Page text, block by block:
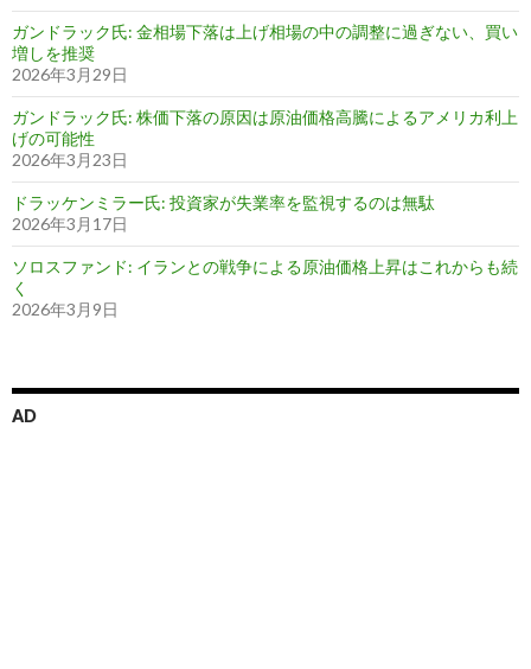
ガンドラック氏: 金相場下落は上げ相場の中の調整に過ぎない、買い
増しを推奨
2026年3月29日
ガンドラック氏: 株価下落の原因は原油価格高騰によるアメリカ利上
げの可能性
2026年3月23日
ドラッケンミラー氏: 投資家が失業率を監視するのは無駄
2026年3月17日
ソロスファンド: イランとの戦争による原油価格上昇はこれからも続
く
2026年3月9日
AD